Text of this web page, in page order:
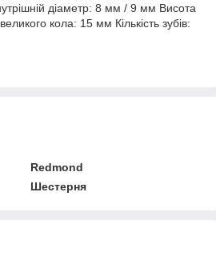
діаметр: 8 мм / 9 мм Висота
кола: 15 мм Кількість зубів:
Redmond
Шестерня